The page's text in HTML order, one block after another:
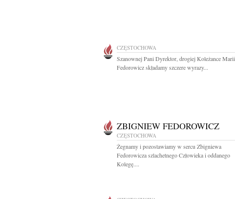
CZĘSTOCHOWA
Szanownej Pani Dyrektor, drogiej Koleżance Marii
Fedorowicz składamy szczere wyrazy...
ZBIGNIEW FEDOROWICZ
CZĘSTOCHOWA
Żegnamy i pozostawiamy w sercu Zbigniewa
Fedorowicza szlachetnego Człowieka i oddanego
Kolegę....